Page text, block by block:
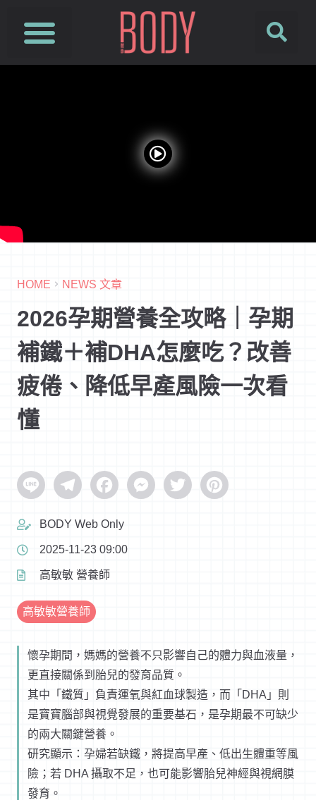
HOME NEWS 文章
2026孕期營養全攻略｜孕期
補鐵＋補DHA怎麼吃？改善
疲倦、降低早產風險一次看
懂
Line TelegramFacebookMessenger
Twitter Pinterest
BODY Web Only
2025-11-23 09:00
高敏敏 營養師
高敏敏營養師
懷孕期間，媽媽的營養不只影響自己的體力與血液量，
更直接關係到胎兒的發育品質。
其中「鐵質」負責運氧與紅血球製造，而「DHA」則
是寶寶腦部與視覺發展的重要基石，是孕期最不可缺少
的兩大關鍵營養。
研究顯示：孕婦若缺鐵，將提高早產、低出生體重等風
險；若 DHA 攝取不足，也可能影響胎兒神經與視網膜
發育。